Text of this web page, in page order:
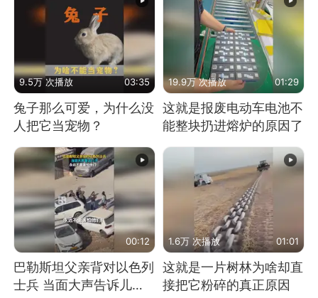
9.5万 次播放 03:35
兔子那么可爱，为什么没
人把它当宠物？
19.9万 次播放 01:29
这就是报废电动车电池不
能整块扔进熔炉的原因了
00:12
巴勒斯坦父亲背对以色列
士兵 当面大声告诉儿
1.6万 次播放 01:01
这就是一片树林为啥却直
接把它粉碎的真正原因